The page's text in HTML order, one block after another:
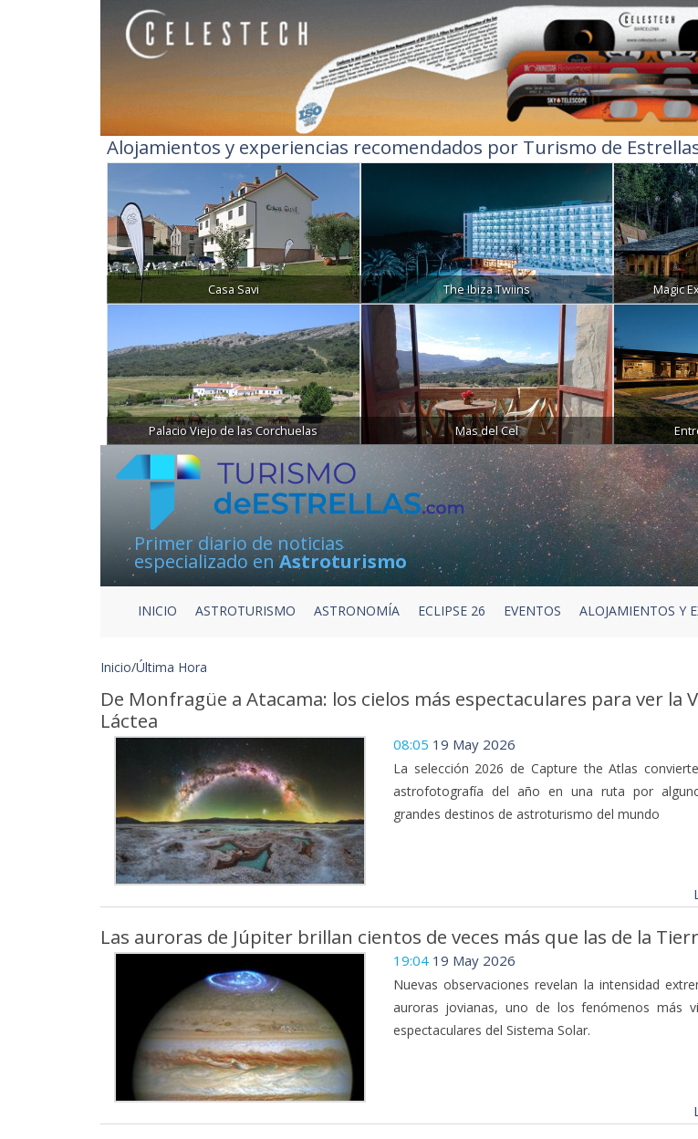
Alojamientos y experiencias recomendados por Turismo de
Casa Savi The Ibiza Twiins Magic
Palacio Viejo de las Corchuelas Mas del Cel
Primer diario de noticias
especializado enAstroturismo
INICIO ASTROTURISMO ASTRONOMÍA ECLIPSE 26 EVENTOS ALOJAMIENTOS Y
Inicio/Última Hora
De Monfragüe a Atacama: los cielos más espectaculares para ver la
Láctea
08:05 19 May 2026
La selección 2026 de Capture the Atlas
astrofotografía del año en una ruta por
grandes destinos de astroturismo del mundo
Las auroras de Júpiter brillan cientos de veces más que las de la
19:04 19 May 2026
Nuevas observaciones revelan la intensidad
auroras jovianas, uno de los fenómenos más
espectaculares del Sistema Solar.